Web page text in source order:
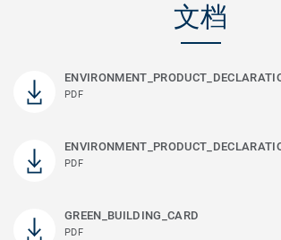
文档
PDF
PDF
GREEN_BUILDING_CARD
PDF